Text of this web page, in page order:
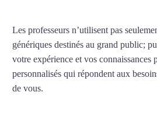
Les professeurs n’utilisent pas
génériques destinés au grand public;
votre expérience et vos connaissances
personnalisés qui répondent aux
de vous.